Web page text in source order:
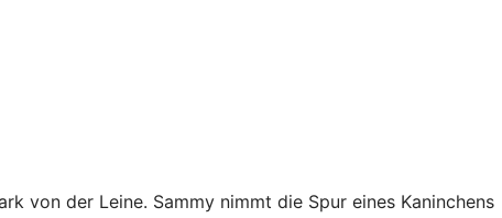
von der Leine. Sammy nimmt die Spur eines Kaninchens